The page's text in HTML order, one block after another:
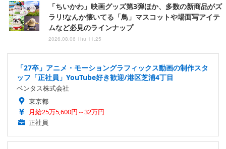
「ちいかわ」映画グッズ第3弾ほか、多数の新商品がズ
ラリ!なんか懐いてる「鳥」マスコットや場面写アイテ
ムなど必見のラインナップ
2026.08.06 Thu 11:25
「27卒」アニメ・モーショングラフィックス動画の制作スタ
ッフ「正社員」YouTube好き歓迎/港区芝浦4丁目
ベンタス株式会社
東京都
月給25万5,600円～32万円
正社員